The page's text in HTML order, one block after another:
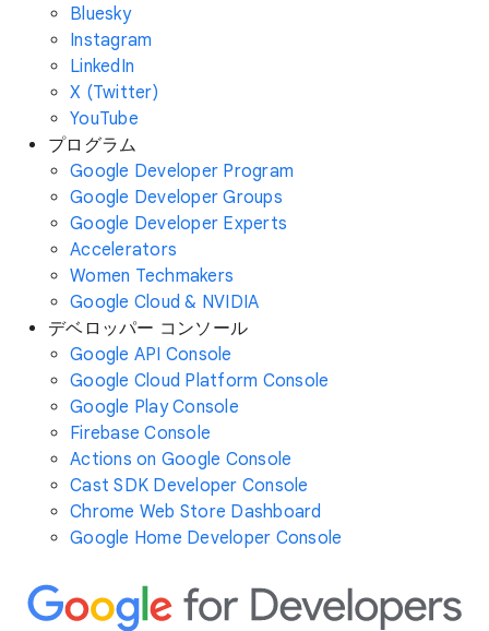
Bluesky
Instagram
LinkedIn
X (Twitter)
YouTube
プログラム
Google Developer Program
Google Developer Groups
Google Developer Experts
Accelerators
Women Techmakers
Google Cloud & NVIDIA
デベロッパー コンソール
Google API Console
Google Cloud Platform Console
Google Play Console
Firebase Console
Actions on Google Console
Cast SDK Developer Console
Chrome Web Store Dashboard
Google Home Developer Console